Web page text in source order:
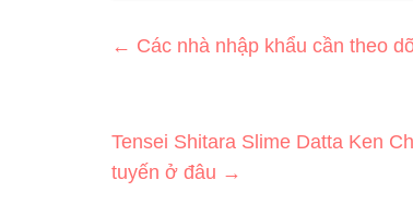
← Các nhà nhập khẩu cần theo
Tensei Shitara Slime Datta Ken
tuyến ở đâu →